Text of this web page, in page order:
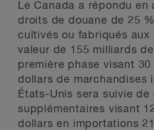
Le Canada a répondu en
droits de douane de 25
cultivés ou fabriqués aux
valeur de 155 milliards
première phase visant
dollars de marchandises
États-Unis sera suivie de
supplémentaires visant
dollars en importations